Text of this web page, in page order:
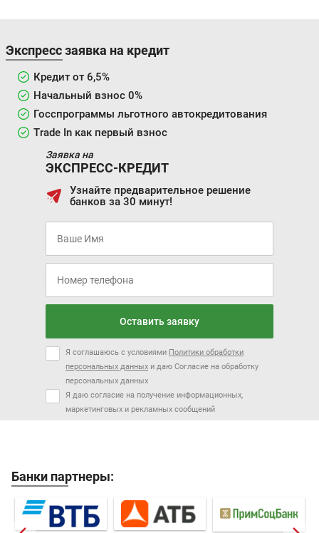
Экспресс заявка на кредит
Кредит от 6,5%
Начальный взнос 0%
Госспрограммы льготного автокредитования
Trade In как первый взнос
Заявка на
ЭКСПРЕСС-КРЕДИТ
Узнайте предварительное решение
банков за 30 минут!
Оставить заявку
Я соглашаюсь с условиями Политики обработки
персональных данных и даю Согласие на обработку
персональных данных
Я даю согласие на получение информационных,
маркетинговых и рекламных сообщений
Банки партнеры: